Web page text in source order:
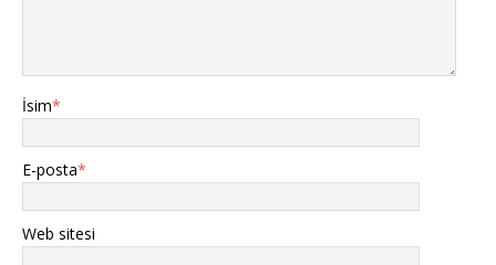
İsim*
E-posta*
Web sitesi